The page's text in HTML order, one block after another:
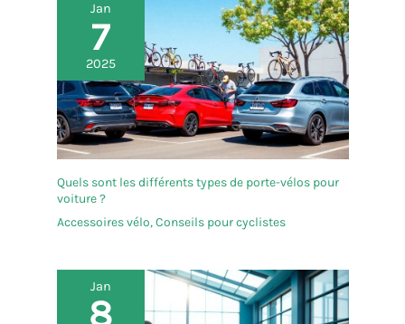
Jan
7
2025
Quels sont les différents types de porte-vélos pour
voiture ?
Accessoires vélo,Conseils pour cyclistes
Jan
8